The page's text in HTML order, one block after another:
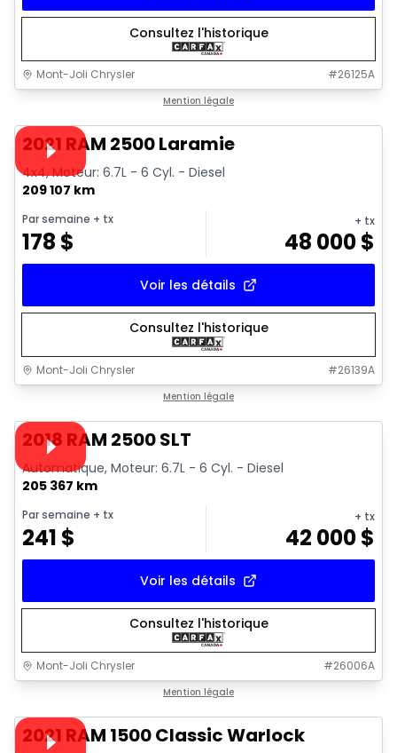
Consultez l'historique
Mont-Joli Chrysler #26125A
Mention légale
Vidéo disponible
2021 RAM 2500 Laramie
4x4, Moteur: 6.7L - 6 Cyl. - Diesel
209 107 km
Par semaine + tx
178 $
+ tx
48 000$
Voir les détails
Consultez l'historique
Mont-Joli Chrysler #26139A
Mention légale
Vidéo disponible
2018 RAM 2500 SLT
Automatique, Moteur: 6.7L - 6 Cyl. - Diesel
205 367 km
Par semaine + tx
241 $
+ tx
42 000$
Voir les détails
Consultez l'historique
Mont-Joli Chrysler #26006A
Mention légale
Vidéo disponible
2021 RAM 1500 Classic Warlock